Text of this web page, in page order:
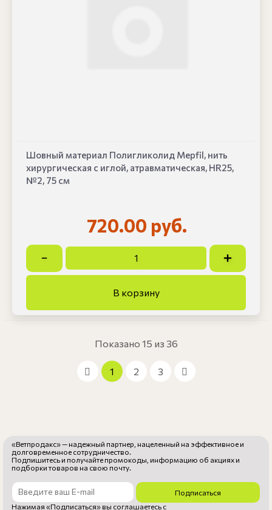
Шовный материал Полигликолид Mepfil, нить
хирургическая с иглой, атравматическая, HR25,
№2, 75 см
720.00 руб.
Показано 15 из 36
1 2 3
«Ветпродакс» — надежный партнер, нацеленный на эффективное и
долговременное сотрудничество.
Подпишитесь и получайте промокоды, информацию об акциях и
подборки товаров на свою почту.
Подписаться
Нажимая «Подписаться» вы соглашаетесь с